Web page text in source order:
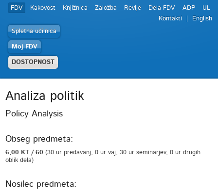
FDV Kakovost Knjižnica Založba Revije Dela FDV ADP
UL
Kontakti
English
Spletna učilnica
Moj FDV
DOSTOPNOST
Analiza politik
Policy Analysis
Obseg predmeta:
6,00 KT / 60(30 ur predavanj, 0 ur vaj, 30 ur seminarjev, 0 ur drugih
oblik dela)
Nosilec predmeta: